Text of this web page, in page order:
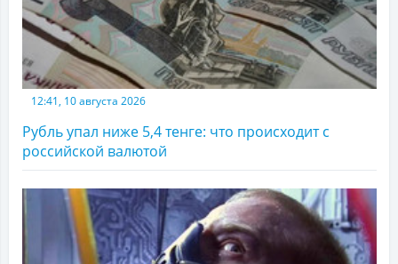
12:41, 10 августа 2026
Рубль упал ниже 5,4 тенге: что происходит с
российской валютой